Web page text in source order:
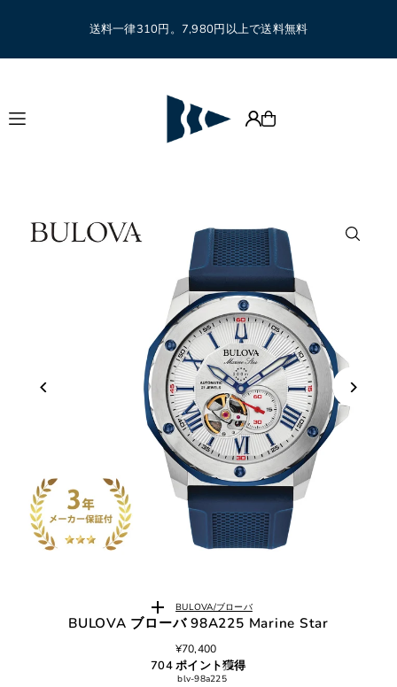
Translation missing: ja.accessibility.skip_to_text
送料一律310円。7,980円以上で送料無料
BULOVA/ブローバ
BULOVA ブローバ 98A225 Marine Star
¥70,400
704 ポイント獲得
blv-98a225